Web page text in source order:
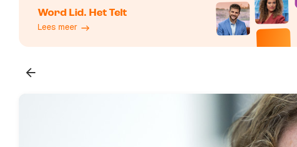
Word Lid. Het Telt
Lees meer